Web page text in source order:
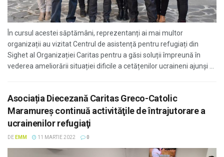
În cursul acestei săptămâni, reprezentanți ai mai multor
organizații au vizitat Centrul de asistență pentru refugiați din
Sighet al Organizației Caritas pentru a găsi soluții împreună în
vederea ameliorării situației dificile a cetățenilor ucraineni ajunși ...
Asociația Diecezană Caritas Greco-Catolic
Maramureș continuă activităţile de întrajutorare a
ucrainenilor refugiaţi
DE EMM 11 MARTIE 2022 0